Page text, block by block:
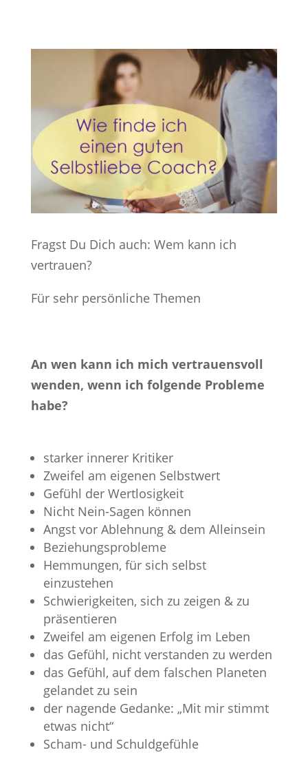
Fragst Du Dich auch: Wem kann ich
vertrauen?
Für sehr persönliche Themen
An wen kann ich mich vertrauensvoll
wenden, wenn ich folgende Probleme
habe?
starker innerer Kritiker
Zweifel am eigenen Selbstwert
Gefühl der Wertlosigkeit
Nicht Nein-Sagen können
Angst vor Ablehnung & dem Alleinsein
Beziehungsprobleme
Hemmungen, für sich selbst
einzustehen
Schwierigkeiten, sich zu zeigen & zu
präsentieren
Zweifel am eigenen Erfolg im Leben
das Gefühl, nicht verstanden zu werden
das Gefühl, auf dem falschen Planeten
gelandet zu sein
der nagende Gedanke: „Mit mir stimmt
etwas nicht“
Scham- und Schuldgefühle